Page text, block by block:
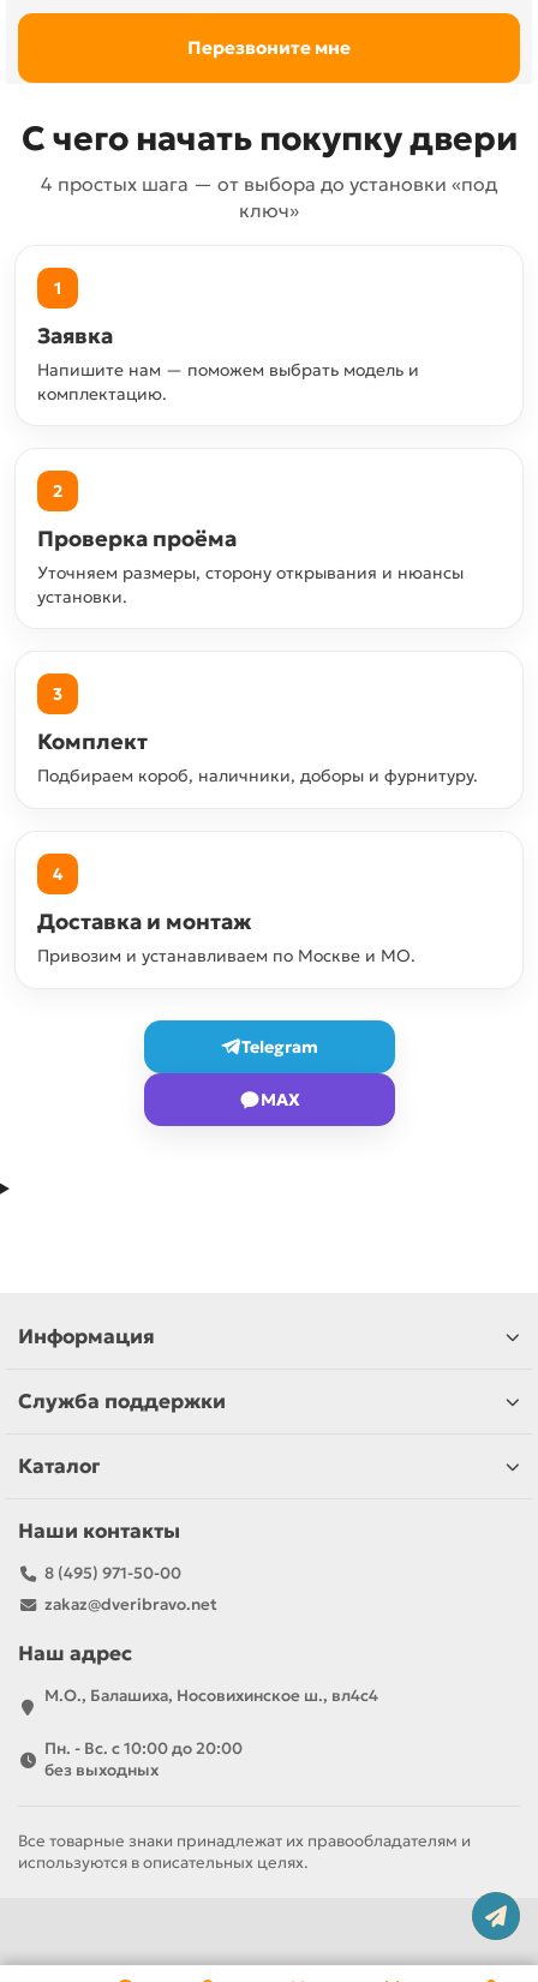
С чего начать покупку двери
4 простых шага — от выбора до установки «под
ключ»
1
Заявка
Напишите нам — поможем выбрать модель и
комплектацию.
2
Проверка проёма
Уточняем размеры, сторону открывания и нюансы
установки.
3
Комплект
Подбираем короб, наличники, доборы и фурнитуру.
4
Доставка и монтаж
Привозим и устанавливаем по Москве и МО.
Telegram
MAX
Информация
Служба поддержки
Каталог
Наши контакты
8 (495) 971-50-00
zakaz@dveribravo.net
Наш адрес
М.О., Балашиха, Носовихинское ш., вл4с4
Пн. - Вс. с 10:00 до 20:00
без выходных
Все товарные знаки принадлежат их правообладателям и
используются в описательных целях.